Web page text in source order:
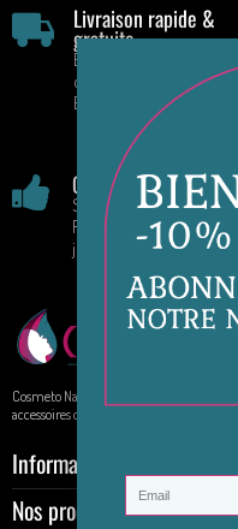
Livraison rapide &
gratuite
En France à partir de 70 €
d'achat
En mondial relais
Garantie satisfaction
Satisfait ou remboursé
Retours acceptés pendant
jours
Cosmeto Nature, votre boutique de
accessoires de beauté sur internet.
Informations
Nos produits